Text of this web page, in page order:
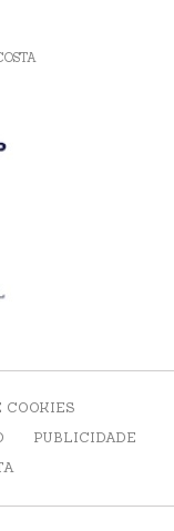
COOKIES
PUBLICIDADE